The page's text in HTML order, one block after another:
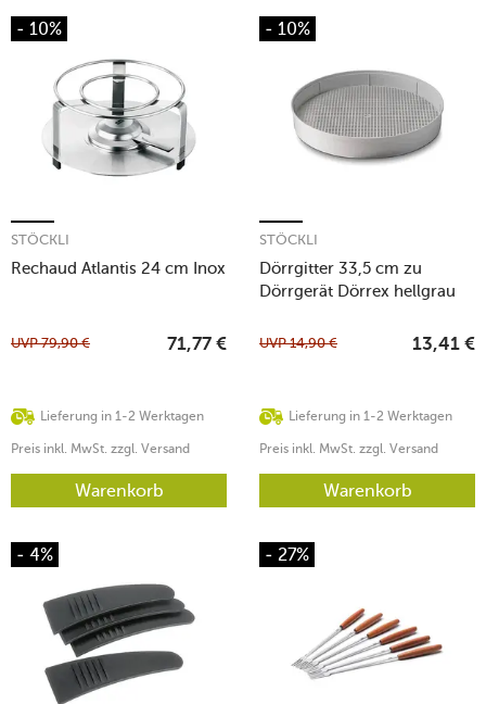
- 10%
Rechaud Atlantis 24 cm Inox
STÖCKLI
Lieferung in 1-2 Werktagen
UVP79,90 € 71,77 €
Preis inkl. MwSt. zzgl. Versand
Warenkorb
- 10%
Dörrgitter 33,5 cm zu
Dörrgerät Dörrex hellgrau
STÖCKLI
Lieferung in 1-2 Werktagen
UVP14,90 € 13,41 €
Preis inkl. MwSt. zzgl. Versand
Warenkorb
- 4% - 27%